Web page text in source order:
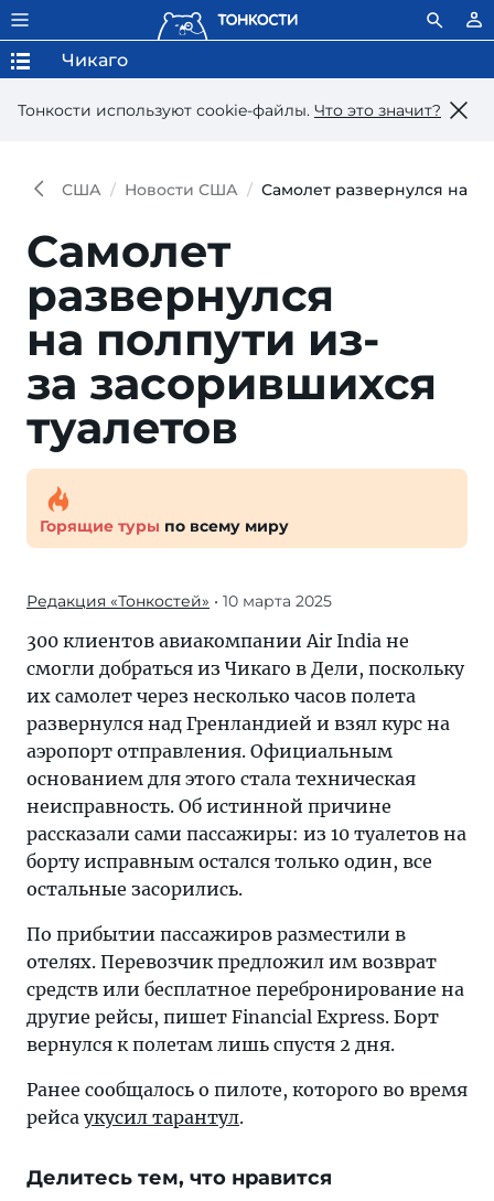
Тонкости используют сookie-файлы. Что это значит?
Чикаго
США Новости США Самолет развернулся на
Самолет
развернулся
на пол­пути из-
за засорив­шихся
туалетов
Горящие туры по всему миру
Редакция «Тонкостей» • 10 марта 2025
300 клиентов авиакомпании Air India не
смогли добраться из Чикаго в Дели, поскольку
их самолет через несколько часов полета
развернулся над Гренландией и взял курс на
аэропорт отправления. Официальным
основанием для этого стала техническая
неисправность. Об истинной причине
рассказали сами пассажиры: из 10 туалетов на
борту исправным остался только один, все
остальные засорились.
По прибытии пассажиров разместили в
отелях. Перевозчик предложил им возврат
средств или бесплатное перебронирование на
другие рейсы, пишет Financial Express. Борт
вернулся к полетам лишь спустя 2 дня.
Ранее сообщалось о пилоте, которого во время
рейса укусил тарантул.
Делитесь тем, что нравится